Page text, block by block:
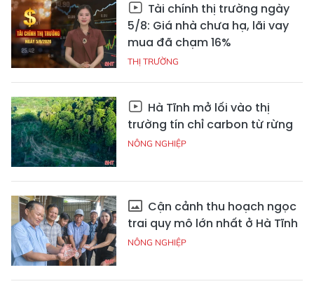
Tài chính thị trường ngày
5/8: Giá nhà chưa hạ, lãi vay
mua đã chạm 16%
THỊ TRƯỜNG
Hà Tĩnh mở lối vào thị
trường tín chỉ carbon từ rừng
NÔNG NGHIỆP
Cận cảnh thu hoạch ngọc
trai quy mô lớn nhất ở Hà Tĩnh
NÔNG NGHIỆP